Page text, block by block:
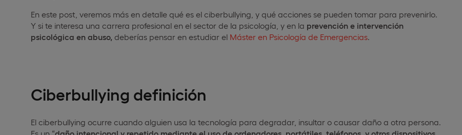
En este post, veremos más en detalle qué es el ciberbullying, y qué acciones se pueden tomar para prevenirlo.
Y si te interesa una carrera profesional en el sector de la psicología, y en la prevención e intervención
psicológica en abuso, deberías pensar en estudiar el Máster en Psicología de Emergencias
Ciberbullying definición
El ciberbullying ocurre cuando alguien usa la tecnología para degradar, insultar o causar daño a otra persona.
Es un “daño intencional y repetido mediante el uso de ordenadores, portátiles, teléfonos, y otros dispositivos